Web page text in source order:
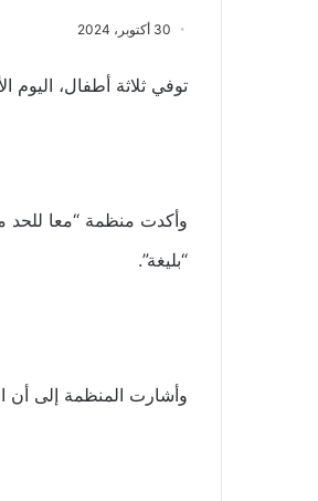
30 أكتوبر، 2024
توفي ثلاثة أطفال، اليوم
وأكدت منظمة “معا للحد
“بليغة”.
وأشارت المنظمة إلى أن